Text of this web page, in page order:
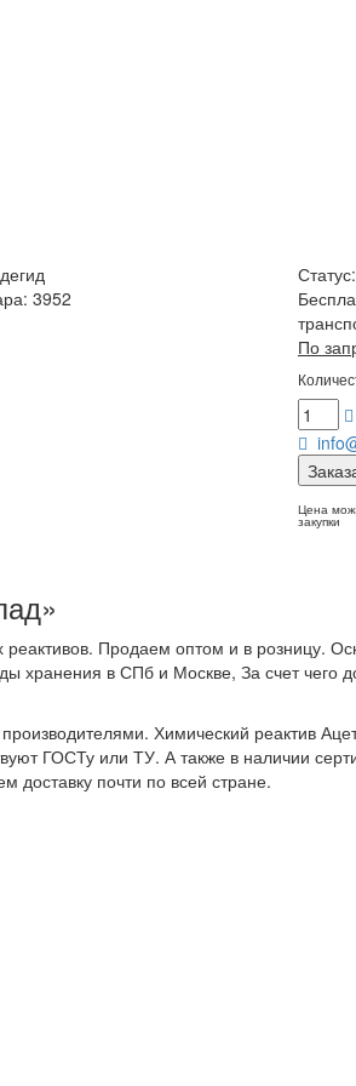
3952
Статус:
По
Цена
закупки
Продаем оптом и в розницу.
хранения в СПб и Москве, За счет чего
Химический реактив
ГОСТу или ТУ. А также в наличии
доставку почти по всей стране.